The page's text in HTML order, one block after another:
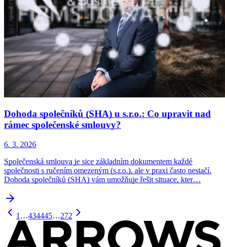
Dohoda společníků (SHA) u s.r.o.: Co upravit nad
rámec společenské smlouvy?
6. 3. 2026
Společenská smlouva je sice základním dokumentem každé
společnosti s ručením omezeným (s.r.o.), ale v praxi často nestačí.
Dohoda společníků (SHA) vám umožňuje řešit situace, kter…
1 …434445…272